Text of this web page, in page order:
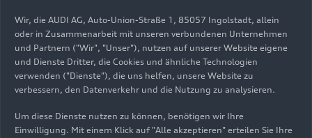
rede darüber!
Story Nachhaltigkeit 01.05.2025
Wir, die AUDI AG, Auto-Union-Straße 1, 85057 Ingolstadt, allein
oder in Zusammenarbeit mit unseren verbundenen Unternehmen
und Partnern ("Wir", "Unser"), nutzen auf unserer Website eigene
und Dienste Dritter, die Cookies und ähnliche Technologien
verwenden ("Dienste"), die uns helfen, unsere Website zu
verbessern, den Datenverkehr und die Nutzung zu analysieren.
Um diese Dienste nutzen zu können, benötigen wir Ihre
Einwilligung. Mit einem Klick auf "Alle akzeptieren" erteilen Sie Ihre